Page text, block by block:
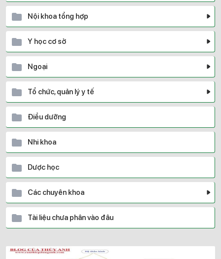
Nội khoa tổng hợp
Y học cơ sở
Ngoại
Tổ chức, quản lý y tế
Điều dưỡng
Nhi khoa
Dược học
Các chuyên khoa
Tài liệu chưa phân vào đâu